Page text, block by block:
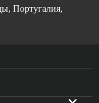
Португалия,